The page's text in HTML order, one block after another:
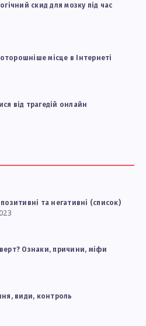
скид для мозку під час
місце в Інтернеті
від трагедій онлайн
та негативні (список)
Ознаки, причини, міфи
види, контроль